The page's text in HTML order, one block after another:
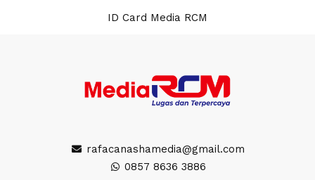
ID Card Media RCM
rafacanashamedia@gmail.com
0857 8636 3886